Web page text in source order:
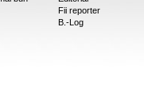
Fii reporter
B.-Log